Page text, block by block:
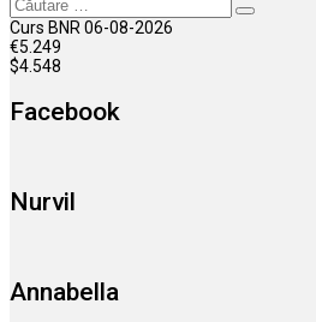
Căutare
Curs BNR 06-08-2026
€5.249
$4.548
Facebook
Nurvil
Annabella